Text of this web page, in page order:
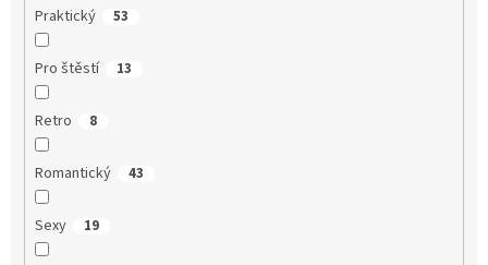
Praktický 53
Pro štěstí 13
Retro 8
Romantický 43
Sexy 19